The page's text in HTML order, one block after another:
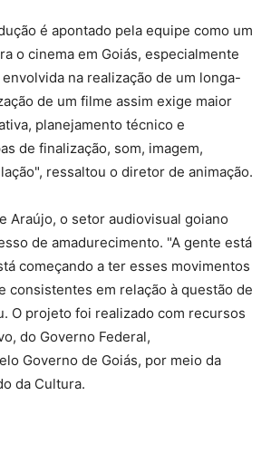
é apontado pela equipe como um
o cinema em Goiás, especialmente
na realização de um longa-
de um filme assim exige maior
planejamento técnico e
de finalização, som, imagem,
ressaltou o diretor de animação.
Araújo, o setor audiovisual goiano
de amadurecimento. "A gente está
começando a ter esses movimentos
consistentes em relação à questão de
O projeto foi realizado com recursos
do Governo Federal,
Governo de Goiás, por meio da
da Cultura.